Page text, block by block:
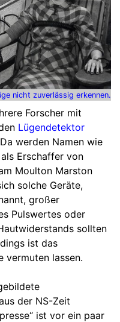
nicht zuverlässig erkennen.
Forscher mit
Lügendetektor
werden Namen wie
Erschaffer von
Moulton Marston
solche Geräte,
großer
Pulswertes oder
sollten
ist das
vermuten lassen.
der NS-Zeit
ist vor ein paar